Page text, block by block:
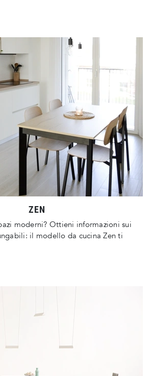
ZEN
moderni? Ottieni informazioni sui
il modello da cucina Zen ti